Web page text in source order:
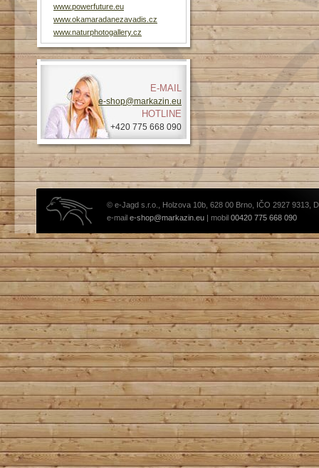
www.powerfuture.eu
www.okamaradanezavadis.cz
www.naturphotogallery.cz
E-MAIL
e-shop@markazin.eu
HOTLINE
+420 775 668 090
© e-Jagd s.r.o., Holzova 10b, 628 00 Brno, IČO 2927 9313,
e-mail e-shop@markazin.eu | mobil 00420 775 668 090